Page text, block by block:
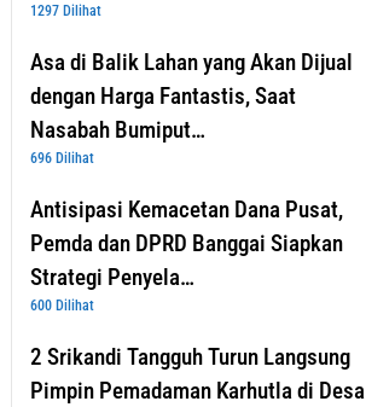
1297 Dilihat
Asa di Balik Lahan yang Akan Dijual
dengan Harga Fantastis, Saat
Nasabah Bumiput…
696 Dilihat
Antisipasi Kemacetan Dana Pusat,
Pemda dan DPRD Banggai Siapkan
Strategi Penyela…
600 Dilihat
2 Srikandi Tangguh Turun Langsung
Pimpin Pemadaman Karhutla di Desa